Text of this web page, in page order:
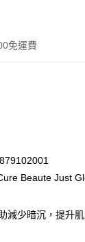
免運費
Beaute Just
減少暗沉，提升